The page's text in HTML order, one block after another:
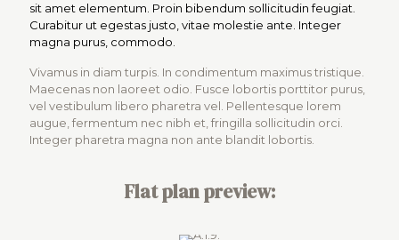
sit amet elementum. Proin bibendum sollicitudin feugiat.
Curabitur ut egestas justo, vitae molestie ante. Integer
magna purus, commodo.
Vivamus in diam turpis. In condimentum maximus tristique.
Maecenas non laoreet odio. Fusce lobortis porttitor purus,
vel vestibulum libero pharetra vel. Pellentesque lorem
augue, fermentum nec nibh et, fringilla sollicitudin orci.
Integer pharetra magna non ante blandit lobortis.
Flat plan preview: